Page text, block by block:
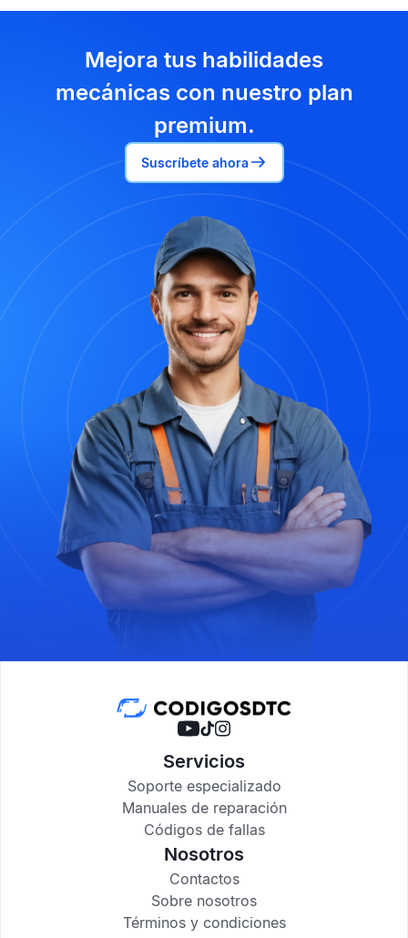
Mejora tus habilidades
mecánicas con nuestro plan
premium.
Suscríbete ahora
Servicios
Soporte especializado
Manuales de reparación
Códigos de fallas
Nosotros
Contactos
Sobre nosotros
Términos y condiciones